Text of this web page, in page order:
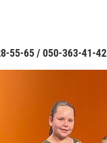
55-65 / 050-363-41-42